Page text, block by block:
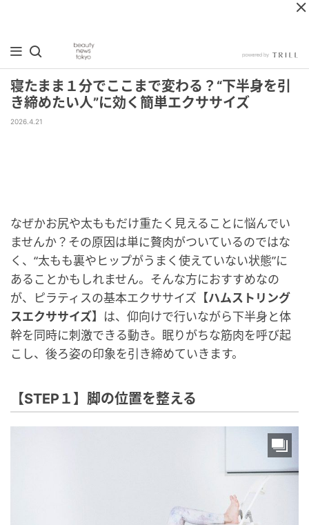
寝たまま１分でここまで変わる？“下半身を引
き締めたい人”に効く簡単エクササイズ
2026.4.21
なぜかお尻や太ももだけ重たく見えることに悩んでい
ませんか？その原因は単に贅肉がついているのではな
く、“太もも裏やヒップがうまく使えていない状態”に
あることかもしれません。そんな方におすすめなの
が、ピラティスの基本エクササイズ 【ハムストリング
スエクササイズ】 は、仰向けで行いながら下半身と体
幹を同時に刺激できる動き。眠りがちな筋肉を呼び起
こし、後ろ姿の印象を引き締めていきます。
【STEP１】脚の位置を整える